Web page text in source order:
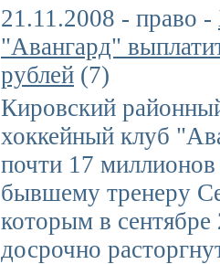
21.11.2008 - право -
"Авангард"
рублей (7)
Кировский
хоккейный клуб
почти 17
бывшему тренеру
которым в
досрочно